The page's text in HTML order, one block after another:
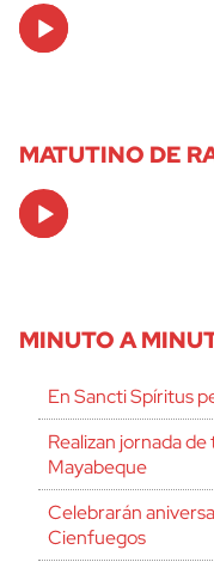
Audio
Player
MATUTINO DE
Audio
Player
MINUTO A
En Sancti Spíritus
Realizan jornada
Mayabeque
Celebrarán
Cienfuegos